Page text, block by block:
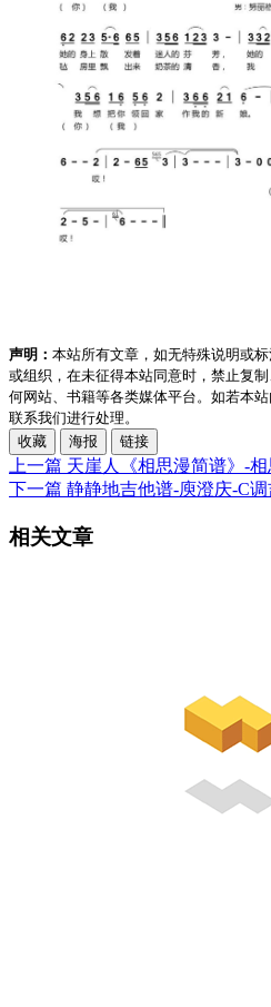
声明： 本站所有文章，如无特殊说明或
或组织，在未征得本站同意时，禁止复
何网站、书籍等各类媒体平台。如若本
联系我们进行处理。
收藏
海报 链接
上一篇 天崖人《相思漫简谱》-
下一篇 静静地吉他谱-庾澄庆-C
相关文章